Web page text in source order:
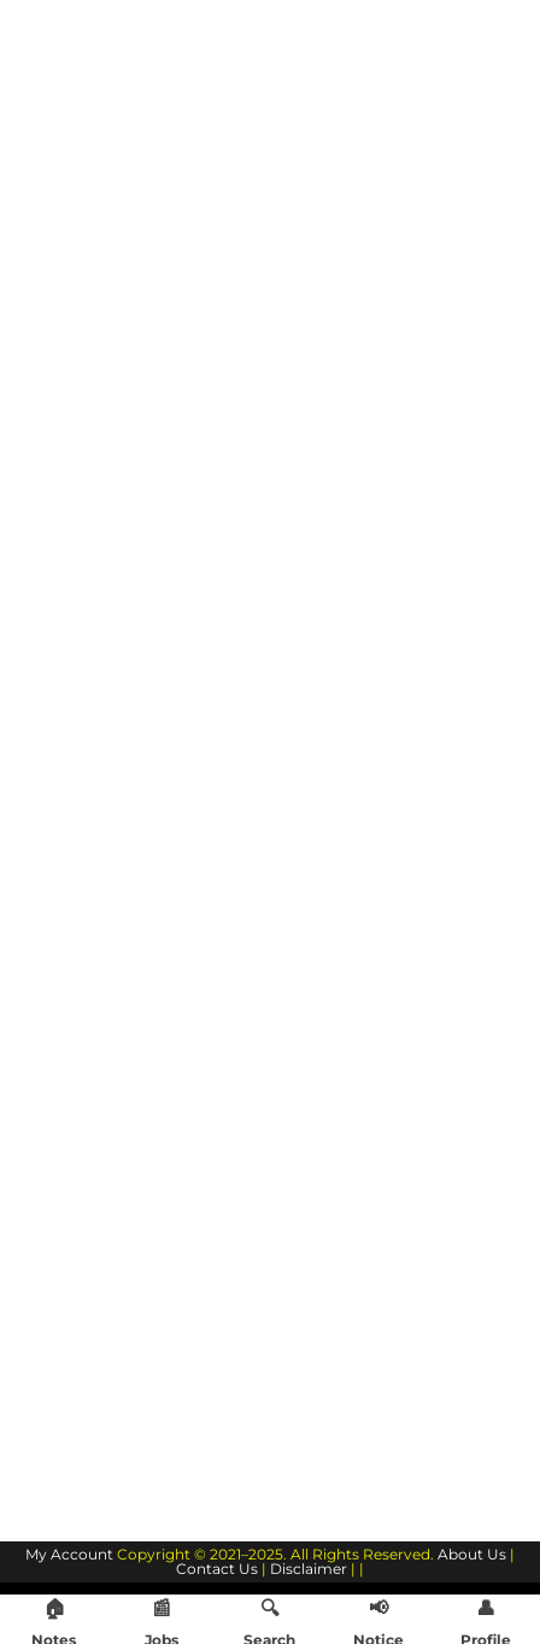
My Account Copyright © 2021–2025. All Rights Reserved. About Us |
Contact Us | Disclaimer | |
🏠
Notes
📰
Jobs
🔍
Search
📢
Notice
👤
Profile